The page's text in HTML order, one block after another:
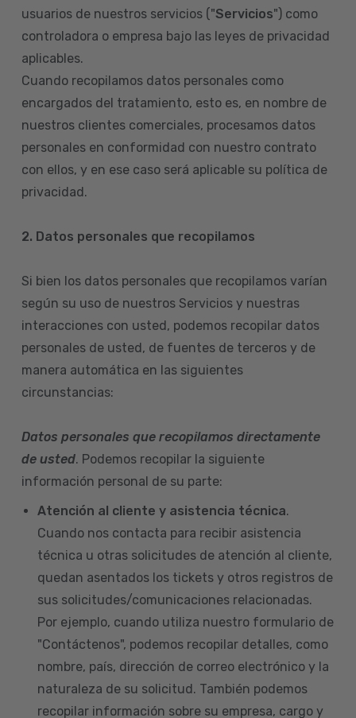
usuarios de nuestros servicios ("Servicios") como
controladora o empresa bajo las leyes de privacidad
aplicables.
Cuando recopilamos datos personales como
encargados del tratamiento, esto es, en nombre de
nuestros clientes comerciales, procesamos datos
personales en conformidad con nuestro contrato
con ellos, y en ese caso será aplicable su política de
privacidad.
2. Datos personales que recopilamos
Si bien los datos personales que recopilamos varían
según su uso de nuestros Servicios y nuestras
interacciones con usted, podemos recopilar datos
personales de usted, de fuentes de terceros y de
manera automática en las siguientes
circunstancias:
Datos personales que recopilamos directamente
de usted. Podemos recopilar la siguiente
información personal de su parte:
Atención al cliente y asistencia técnica.
Cuando nos contacta para recibir asistencia
técnica u otras solicitudes de atención al cliente,
quedan asentados los tickets y otros registros de
sus solicitudes/comunicaciones relacionadas.
Por ejemplo, cuando utiliza nuestro formulario de
"Contáctenos", podemos recopilar detalles, como
nombre, país, dirección de correo electrónico y la
naturaleza de su solicitud. También podemos
recopilar información sobre su empresa, cargo y